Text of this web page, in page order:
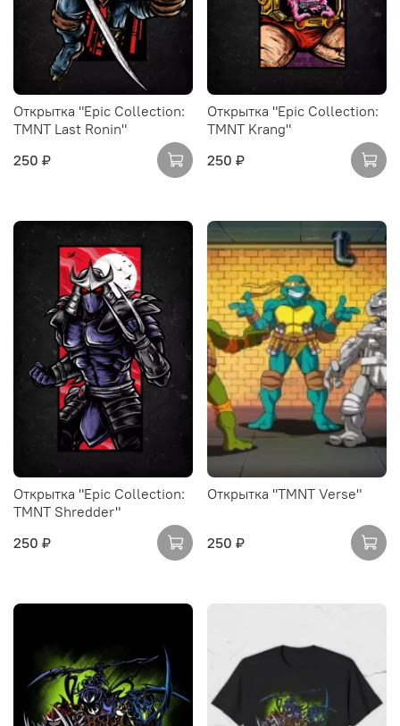
Открытка "Epic Collection:
TMNT Last Ronin"
250 ₽
Открытка "Epic Collection:
TMNT Krang"
250 ₽
Открытка "Epic Collection:
TMNT Shredder"
250 ₽
Открытка "TMNT Verse"
250 ₽